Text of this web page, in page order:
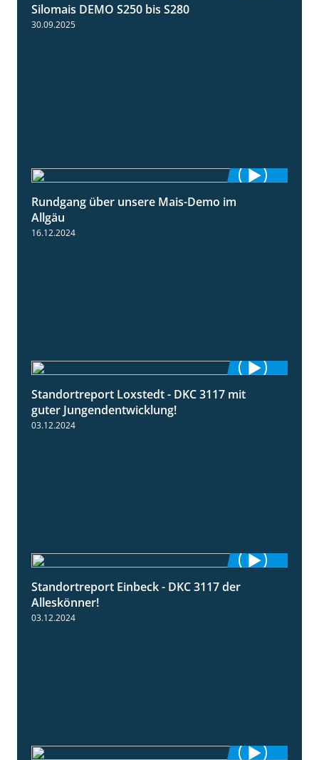
Silomais DEMO S250 bis S280
30.09.2025
Rundgang über unsere Mais-Demo im
Allgäu
16.12.2024
1:10
Standortreport Loxstedt - DKC 3117 mit
guter Jungendentwicklung!
03.12.2024
Standortreport Einbeck - DKC 3117 der
Alleskönner!
03.12.2024